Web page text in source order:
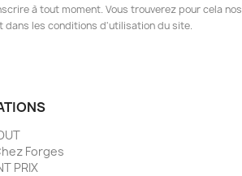
à tout moment. Vous trouverez pour cela nos
dans les conditions d'utilisation du site.
Forges
PRIX